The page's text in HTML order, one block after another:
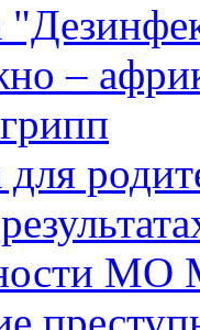
–
МО